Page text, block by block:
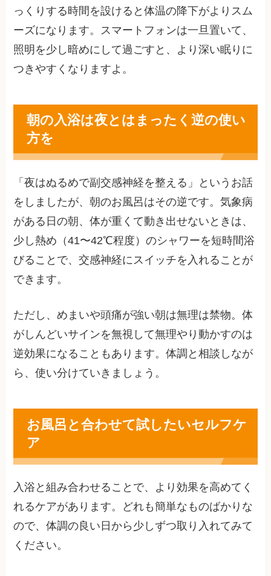
っくりする時間を設けると体温の降下がよりスム
ーズになります。スマートフォンは一旦置いて、
照明を少し暗めにして過ごすと、より深い眠りに
つきやすくなりますよ。
朝の入浴は夜とはまったく逆の使い
方を
「夜はぬるめで副交感神経を整える」というお話
をしましたが、朝のお風呂はその逆です。気象病
がある日の朝、体が重くて動き出せないときは、
少し熱め（41〜42℃程度）のシャワーを短時間浴
びることで、交感神経にスイッチを入れることが
できます。
ただし、めまいや頭痛が強い朝は無理は禁物。体
がしんどいサインを無視して無理やり動かすのは
逆効果になることもあります。体調と相談しなが
ら、使い分けていきましょう。
お風呂と合わせて試したいセルフケ
ア
入浴と組み合わせることで、より効果を高めてく
れるケアがあります。どれも簡単なものばかりな
ので、体調の良い日から少しずつ取り入れてみて
ください。